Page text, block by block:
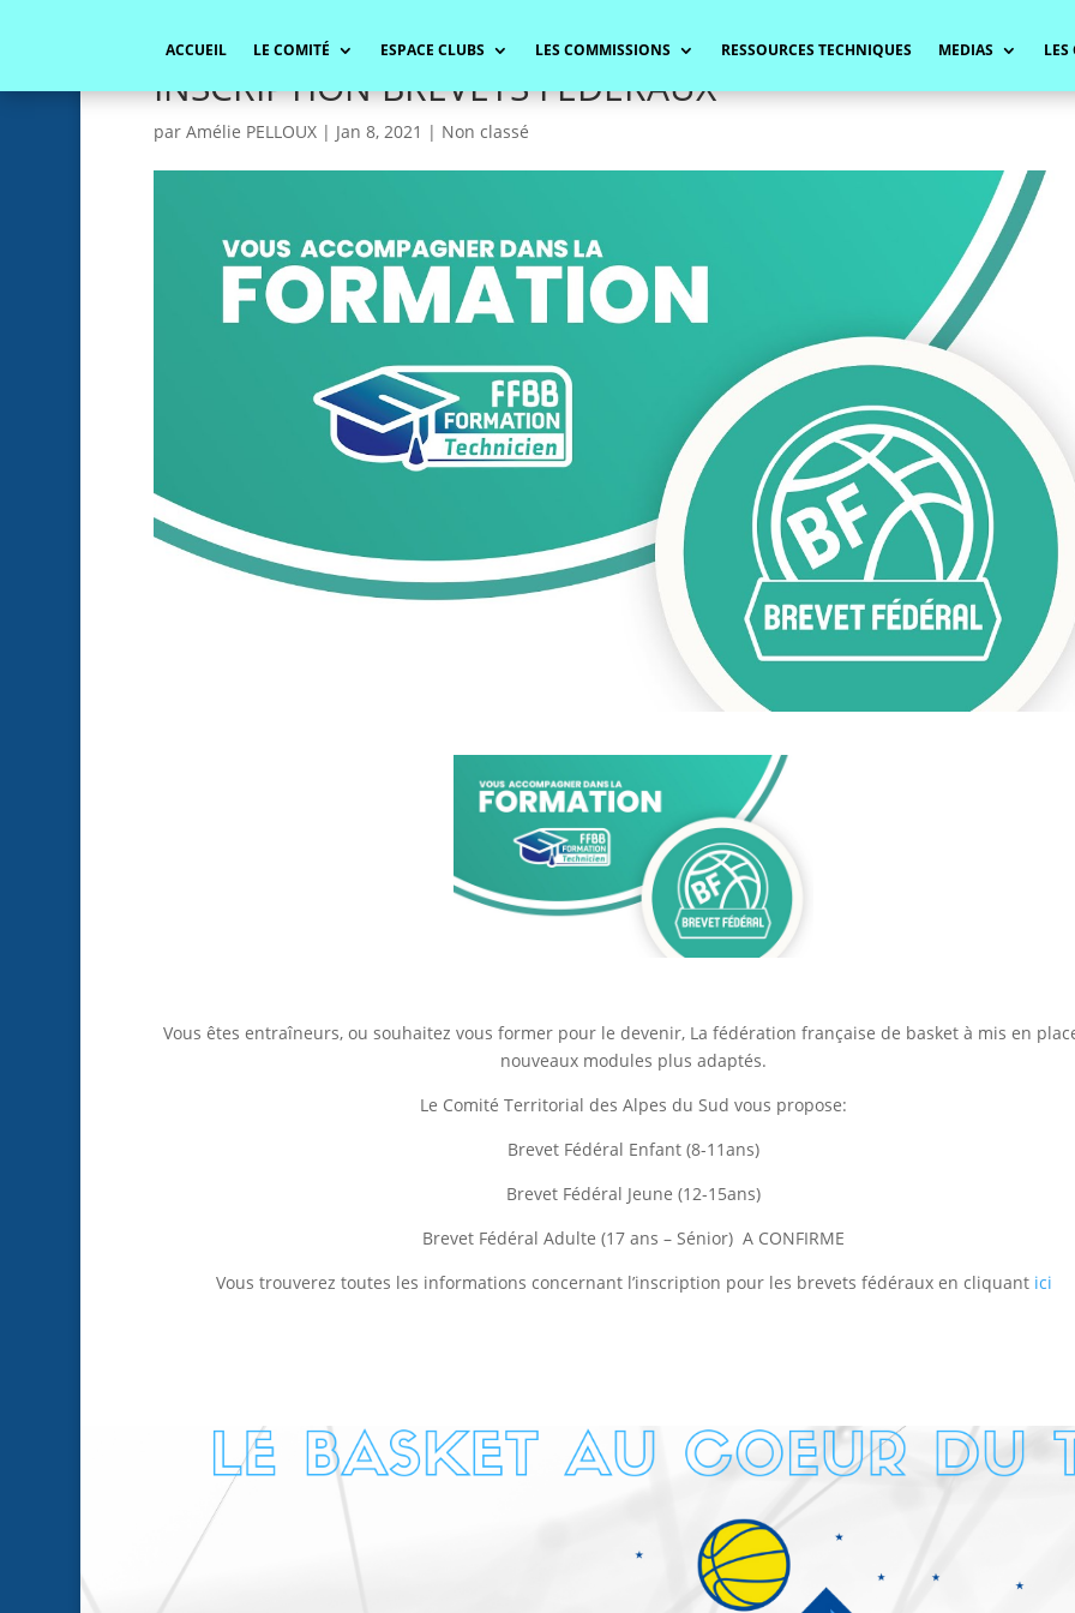
ACCUEIL LE COMITÉ ESPACE CLUBS LES COMMISSIONS RESSOURCES TECHNIQUES MEDIAS LES
INSCRIPTION BREVETS FEDERAUX
par Amélie PELLOUX| Jan 8, 2021 | Non classé
Vous êtes entraîneurs, ou souhaitez vous former pour le devenir, La fédération française de basket à mis en
nouveaux modules plus adaptés.
Le Comité Territorial des Alpes du Sud vous propose:
Brevet Fédéral Enfant (8-11ans)
Brevet Fédéral Jeune (12-15ans)
Brevet Fédéral Adulte (17 ans – Sénior) A CONFIRME
Vous trouverez toutes les informations concernant l’inscription pour les brevets fédéraux en cliquant ici